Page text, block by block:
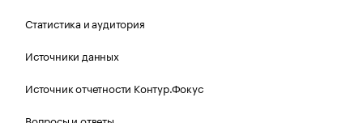
Статистика и аудитория
Источники данных
Источник отчетности Контур.Фокус